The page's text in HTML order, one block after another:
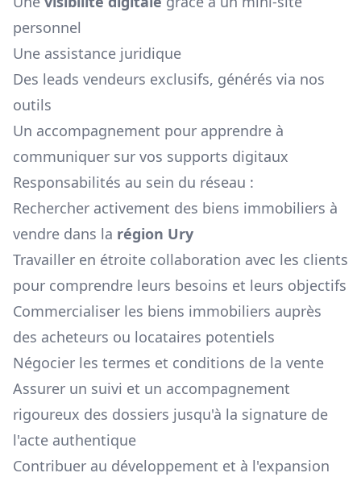
personnel
Une assistance juridique
Des leads vendeurs exclusifs, générés via nos
outils
Un accompagnement pour apprendre à
communiquer sur vos supports digitaux
Responsabilités au sein du réseau :
Rechercher activement des biens immobiliers à
vendre dans la région Ury
Travailler en étroite collaboration avec les clients
pour comprendre leurs besoins et leurs objectifs
Commercialiser les biens immobiliers auprès
des acheteurs ou locataires potentiels
Négocier les termes et conditions de la vente
Assurer un suivi et un accompagnement
rigoureux des dossiers jusqu'à la signature de
l'acte authentique
Contribuer au développement et à l'expansion